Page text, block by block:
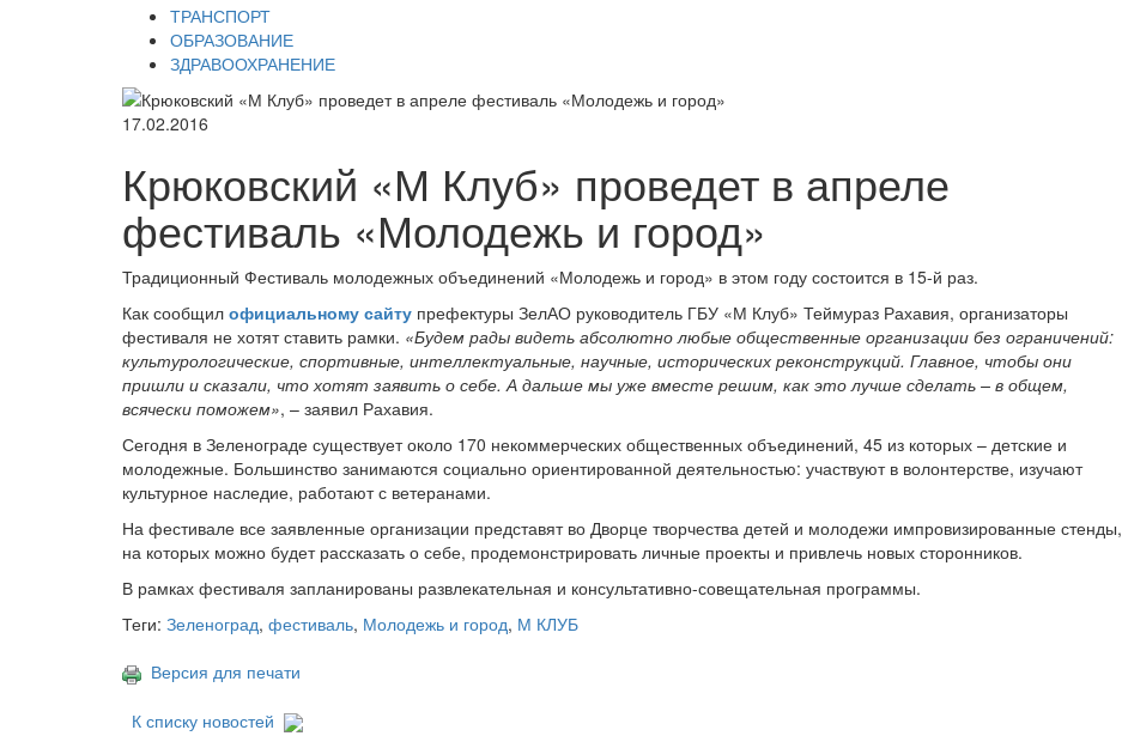
ТРАНСПОРТ
ОБРАЗОВАНИЕ
ЗДРАВООХРАНЕНИЕ
17.02.2016
Крюковский «М Клуб» проведет в апреле
фестиваль «Молодежь и город»
Традиционный Фестиваль молодежных объединений «Молодежь и город» в этом году состоится в 15-й раз.
Как сообщил официальному сайту префектуры ЗелАО руководитель ГБУ «М Клуб» Теймураз Рахавия, организаторы
фестиваля не хотят ставить рамки. «Будем рады видеть абсолютно любые общественные организации без ограничений:
культурологические, спортивные, интеллектуальные, научные, исторических реконструкций. Главное, чтобы они
пришли и сказали, что хотят заявить о себе. А дальше мы уже вместе решим, как это лучше сделать – в общем,
всячески поможем», – заявил Рахавия.
Сегодня в Зеленограде существует около 170 некоммерческих общественных объединений, 45 из которых – детские и
молодежные. Большинство занимаются социально ориентированной деятельностью: участвуют в волонтерстве, изучают
культурное наследие, работают с ветеранами.
На фестивале все заявленные организации представят во Дворце творчества детей и молодежи импровизированные стенды,
на которых можно будет рассказать о себе, продемонстрировать личные проекты и привлечь новых сторонников.
В рамках фестиваля запланированы развлекательная и консультативно-совещательная программы.
Теги: Зеленоград, фестиваль, Молодежь и город, М КЛУБ
Версия для печати
К списку новостей